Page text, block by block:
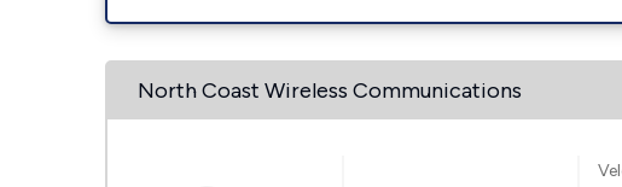
North Coast Wireless Communications